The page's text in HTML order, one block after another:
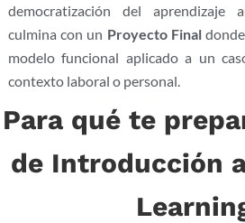
democratización del aprendizaje
culmina con un Proyecto Final
modelo funcional aplicado a un
contexto laboral o personal.
Para qué te
de Introducción